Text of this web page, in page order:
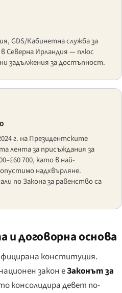
GDS/Кабинетна служба за
Северна Ирландия — плюс
задължения за достъпност.
г. на Президентските
лента за присъждания за
700, като в най-
надхвърляне.
по Закона за равенство са
договорна основа
конституция.
закон еЗаконът за
консолидира девет по-